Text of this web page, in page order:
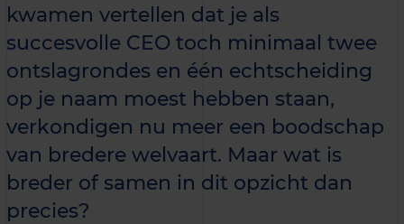
kwamen vertellen dat je als
succesvolle CEO toch minimaal twee
ontslagrondes en één echtscheiding
op je naam moest hebben staan,
verkondigen nu meer een boodschap
van bredere welvaart. Maar wat is
breder of samen in dit opzicht dan
precies?